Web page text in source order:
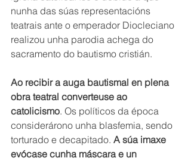
nunha das súas representacións
teatrais ante o emperador Diocleciano
realizou unha parodia achega do
sacramento do bautismo cristián.
Ao recibir a auga bautismal en plena
obra teatral converteuse ao
catolicismo. Os políticos da época
considerárono unha blasfemia, sendo
torturado e decapitado. A súa imaxe
evócase cunha máscara e un